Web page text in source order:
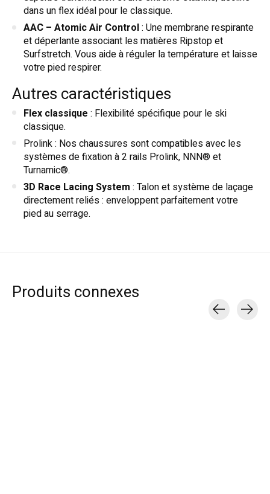
dans un flex idéal pour le classique.
AAC – Atomic Air Control: Une membrane respirante
et déperlante associant les matières Ripstop et
Surfstretch. Vous aide à réguler la température et laisse
votre pied respirer.
Autres caractéristiques
Flex classique : Flexibilité spécifique pour le ski
classique.
Prolink : Nos chaussures sont compatibles avec les
systèmes de fixation à 2 rails Prolink, NNN® et
Turnamic®.
3D Race Lacing System : Talon et système de laçage
directement reliés : enveloppent parfaitement votre
pied au serrage.
Produits connexes